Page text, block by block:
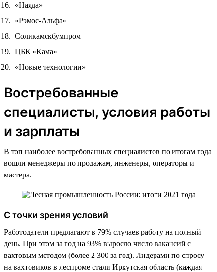
«Наяда»
«Рэмос-Альфа»
Соликамскбумпром
ЦБК «Кама»
«Новые технологии»
Востребованные
специалисты, условия работы
и зарплаты
В топ наиболее востребованных специалистов по итогам года
вошли менеджеры по продажам, инженеры, операторы и
мастера.
С точки зрения условий
Работодатели предлагают в 79% случаев работу на полный
день. При этом за год на 93% выросло число вакансий с
вахтовым методом (более 2 300 за год). Лидерами по спросу
на вахтовиков в леспроме стали Иркутская область (каждая